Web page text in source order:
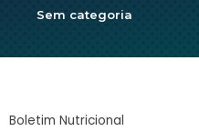
Sem categoria
Boletim Nutricional